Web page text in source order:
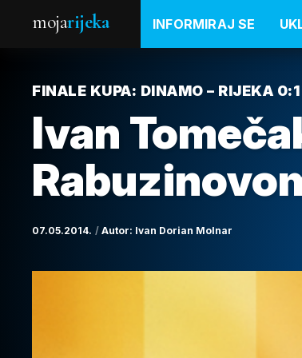
mojarijeka INFORMIRAJ SE
FINALE KUPA: DINAMO – RIJEKA 0:1
Ivan
07.05.2014. Autor: Ivan Dorian Molnar